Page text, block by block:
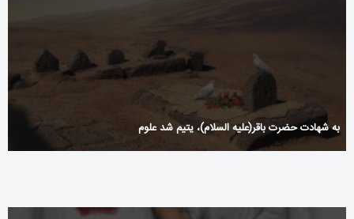
به شهادت حضرت باقر(علیه السلام)، یتیم شد علوم